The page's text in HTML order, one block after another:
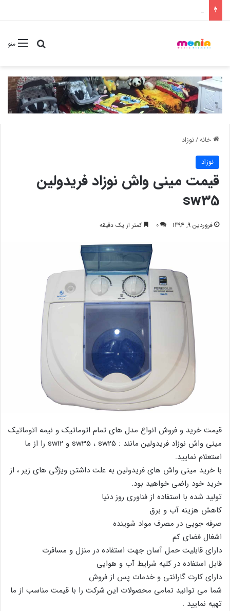
خرید عمده ست مانیکور نوزاد خارجی
منوجستجو
خانه/نوزاد
نوزاد
قیمت مینی واش نوزاد فریدولین
sw35
فروردین 9, 1394 0 کمتر از یک دقیقه
قیمت خرید و فروش انواع مدل های تمام اتوماتیک و نیمه اتوماتیک
مینی واش نوزاد فریدولین مانند : sw35 ، sw25 و sw12 را از ما
استعلام نمایید.
با خرید مینی واش های فریدولین به علت داشتن ویژگی های زیر ، از
خرید خود راضی خواهید بود.
تولید شده با استفاده از فناوری روز دنیا
کاهش هزینه آب و برق
صرفه جویی در مصرف مواد شوینده
اشغال فضای کم
دارای قابلیت حمل آسان جهت استفاده در منزل و مسافرت
قابل استفاده در کلیه شرایط آب و هوایی
دارای کارت گارانتی و خدمات پس از فروش
شما می توانید تمامی محصولات این شرکت را با قیمت مناسب از ما
تهیه نمایید .